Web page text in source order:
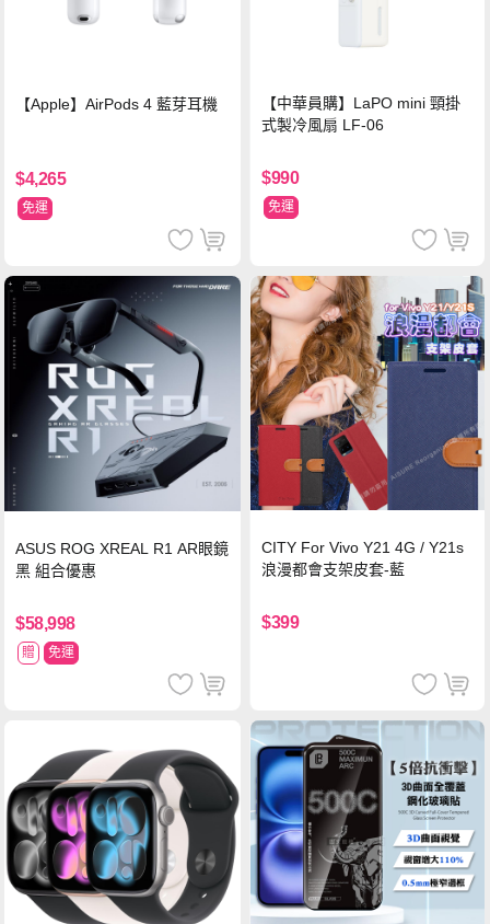
【Apple】AirPods 4 藍芽耳機
$4,265
免運
【中華員購】LaPO mini 頸掛
式製冷風扇 LF-06
$990
免運
ASUS ROG XREAL R1 AR眼鏡
黑 組合優惠
$58,998
贈 免運
CITY For Vivo Y21 4G / Y21s
浪漫都會支架皮套-藍
$399